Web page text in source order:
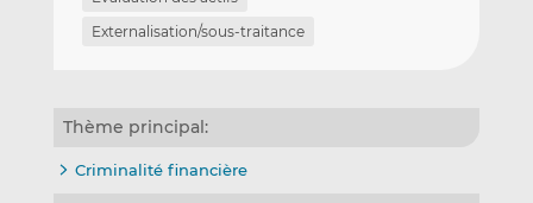
Externalisation/sous-traitance
Thème principal:
Criminalité financière